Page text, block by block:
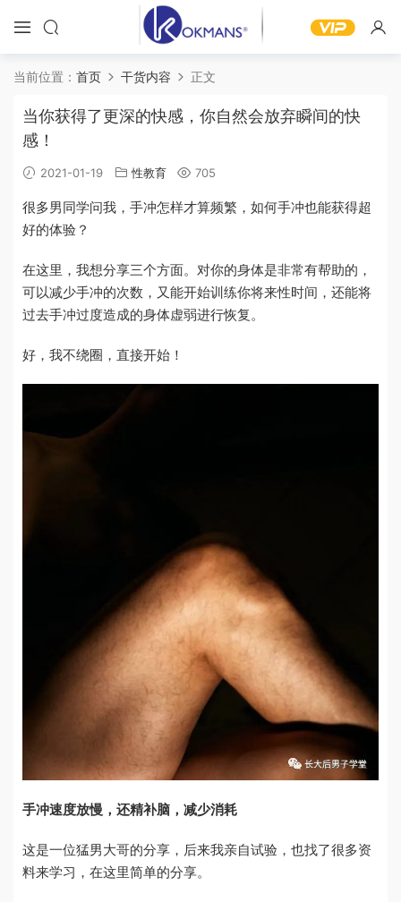
当前位置： 首页 干货内容 正文
当你获得了更深的快感，你自然会放弃瞬间的快
感！
2021-01-19 性教育 705
很多男同学问我，手冲怎样才算频繁，如何手冲也能获得超
好的体验？
在这里，我想分享三个方面。对你的身体是非常有帮助的，
可以减少手冲的次数，又能开始训练你将来性时间，还能将
过去手冲过度造成的身体虚弱进行恢复。
好，我不绕圈，直接开始！
手冲速度放慢，还精补脑，减少消耗
这是一位猛男大哥的分享，后来我亲自试验，也找了很多资
料来学习，在这里简单的分享。